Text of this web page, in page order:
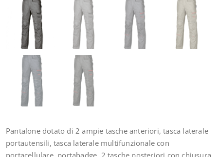
Pantalone dotato di 2 ampie tasche anteriori, tasca laterale
portautensili, tasca laterale multifunzionale con
portacellulare, portabadge, 2 tasche posteriori con chiusura